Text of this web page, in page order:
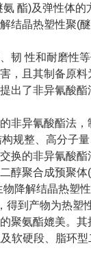
氨 酯)及弹性体的
结晶热塑性聚(
韧 性和耐磨性
，且其制备原
出了非异氰酸
非异氰酸酯法
规整、高分子
换的非异氰酸
醇聚合成预聚体(
降解结晶热塑
到产物为热塑
聚氨酯媲美。其
软硬段、脂环